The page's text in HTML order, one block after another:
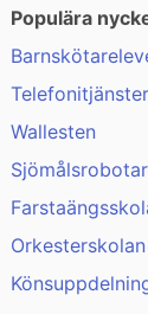
Populära
Telefonitjänster
Wallesten
Sjömålsrobotar
Orkesterskolan